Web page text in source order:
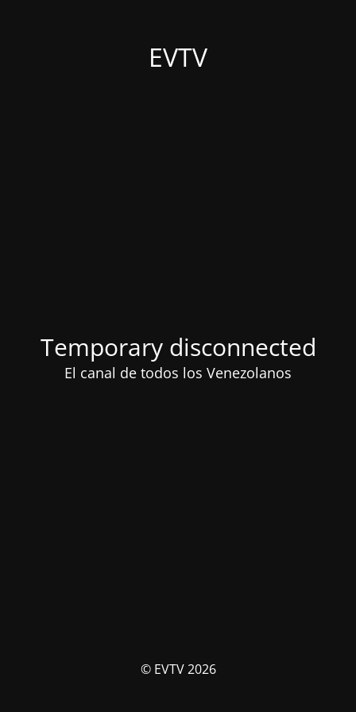
EVTV
Temporary disconnected
El canal de todos los Venezolanos
© EVTV 2026